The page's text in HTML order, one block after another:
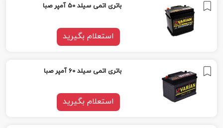
باتری اتمی سیلد 50 آمپر صبا
استعلام بگیرید
باتری اتمی سیلد 60 آمپر صبا
استعلام بگیرید